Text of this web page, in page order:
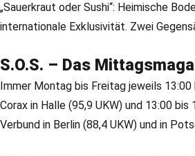
„Sauerkraut oder Sushi“: Heimische
internationale Exklusivität. Zwei
S.O.S. – Das
Immer Montag bis Freitag jeweils 13:00
Corax in Halle (95,9 UKW) und 13:00 bis
Verbund in Berlin (88,4 UKW) und in